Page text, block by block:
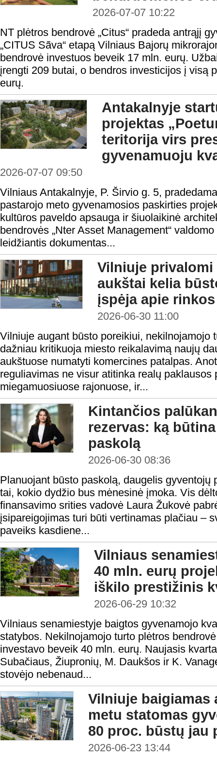
2026-07-07 10:22
NT plėtros bendrovė „Citus“ pradeda antrąjį
„CITUS Sãva“ etapą Vilniaus Bajorų
bendrovė investuos beveik 17 mln. eurų.
įrengti 209 butai, o bendros investicijos į visą
eurų.
Antakalnyje
projektas
teritorija virs
gyvenamuoju
2026-07-07 09:50
Vilniaus Antakalnyje, P. Širvio g. 5,
pastarojo meto gyvenamosios paskirties
kultūros paveldo apsauga ir šiuolaikinė
bendrovės „Nter Asset Management“
leidžiantis dokumentas...
Vilniuje
aukštai kelia
įspėja apie
2026-06-30 11:00
Vilniuje augant būsto poreikiui, nekilnojamojo
dažniau kritikuoja miesto reikalavimą naujų
aukštuose numatyti komercines patalpas.
reguliavimas ne visur atitinka realų paklausos
miegamuosiuose rajonuose, ir...
Kintančios
rezervas: ką
paskolą
2026-06-30 08:36
Planuojant būsto paskolą, daugelis gyventojų
tai, kokio dydžio bus mėnesinė įmoka. Vis
finansavimo srities vadovė Laura Žukovė
įsipareigojimas turi būti vertinamas plačiau –
paveiks kasdiene...
Vilniaus
40 mln. eurų
iškilo prestižinis
2026-06-29 10:32
Vilniaus senamiestyje baigtos gyvenamojo
statybos. Nekilnojamojo turto plėtros
investavo beveik 40 mln. eurų. Naujasis
Subačiaus, Žiupronių, M. Daukšos ir K.
stovėjo nebenaud...
Vilniuje baigiamas
metu statomas
80 proc. būstų jau
2026-06-23 13:44